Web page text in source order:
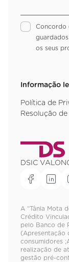
Concordo
os seus
Informação
Política de
Resolução
DSIC
A “Tânia Mota
Crédito
pelo Banco de
(Apresentação
consumidores
realização de
gestão pré-